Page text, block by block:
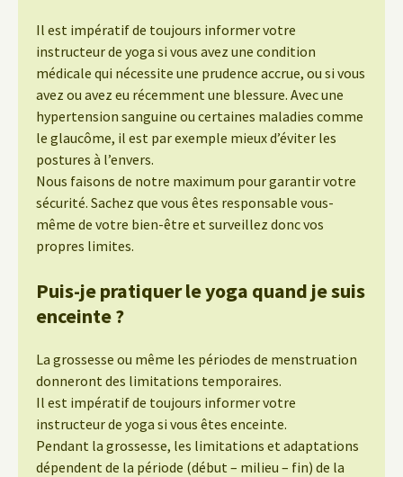
Il est impératif de toujours informer votre
instructeur de yoga si vous avez une condition
médicale qui nécessite une prudence accrue, ou si vous
avez ou avez eu récemment une blessure. Avec une
hypertension sanguine ou certaines maladies comme
le glaucôme, il est par exemple mieux d’éviter les
postures à l’envers.
Nous faisons de notre maximum pour garantir votre
sécurité. Sachez que vous êtes responsable vous-
même de votre bien-être et surveillez donc vos
propres limites.
Puis-je pratiquer le yoga quand je suis
enceinte ?
La grossesse ou même les périodes de menstruation
donneront des limitations temporaires.
Il est impératif de toujours informer votre
instructeur de yoga si vous êtes enceinte.
Pendant la grossesse, les limitations et adaptations
dépendent de la période (début – milieu – fin) de la